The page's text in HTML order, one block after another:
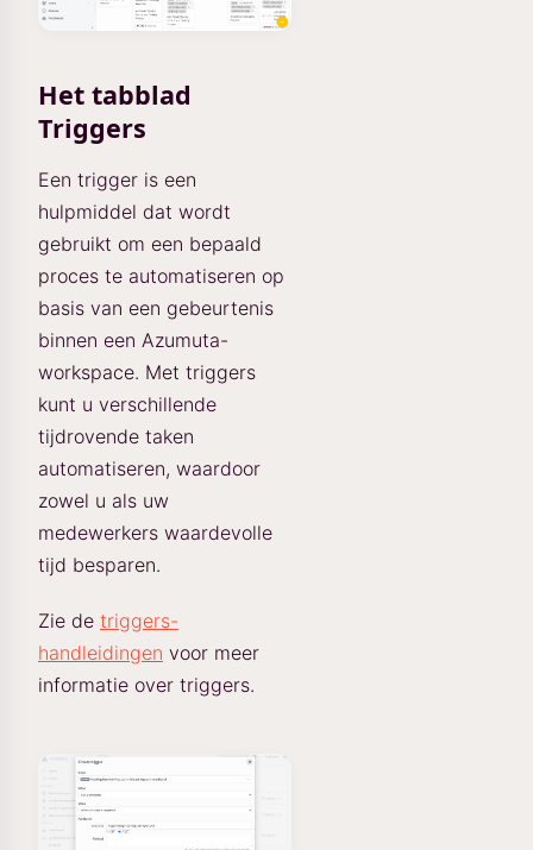
Het tabblad
Triggers
Een trigger is een
hulpmiddel dat wordt
gebruikt om een bepaald
proces te automatiseren op
basis van een gebeurtenis
binnen een Azumuta-
workspace. Met triggers
kunt u verschillende
tijdrovende taken
automatiseren, waardoor
zowel u als uw
medewerkers waardevolle
tijd besparen.
Zie de triggers-
handleidingen voor meer
informatie over triggers.